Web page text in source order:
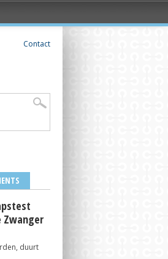
Contact
Zwanger
duurt